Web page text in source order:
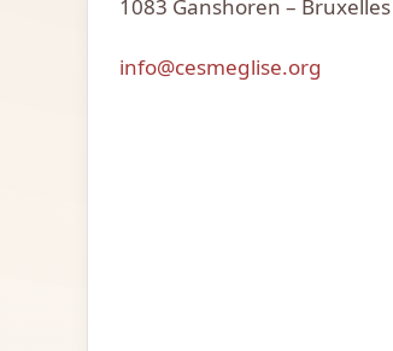
1083 Ganshoren – Bruxelles
info@cesmeglise.org